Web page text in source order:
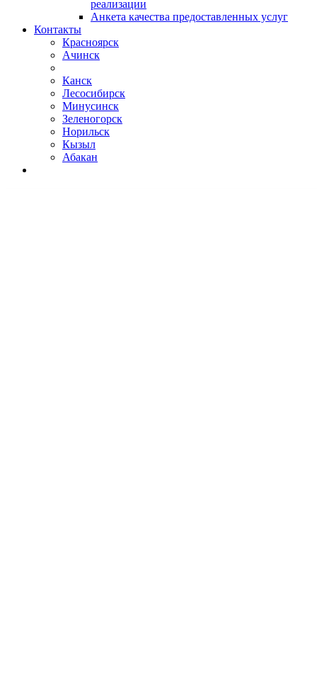
реализации
Анкета качества предоставленных услуг
Контакты
Красноярск
Ачинск
Канск
Лесосибирск
Минусинск
Зеленогорск
Норильск
Кызыл
Абакан